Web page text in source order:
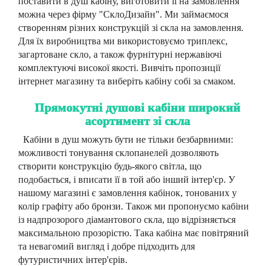
можна через фірму "СклоДизайн". Ми займаємося
створенням різних конструкцій зі скла на замовлення.
Для їх виробництва ми використовуємо триплекс,
загартоване скло, а також фурнітурні нержавіючі
комплектуючі високої якості. Вивчіть пропозиції
інтернет магазину та виберіть кабіну собі за смаком.
Прямокутні душові кабіни широкий
асортимент зі скла
Кабіни в душ можуть бути не тільки безбарвними:
можливості тонування склопанелей дозволяють
створити конструкцію будь-якого світла, що
подобається, і вписати її в той або інший інтер'єр. У
нашому магазині є замовлення кабінок, тонованих у
колір графіту або бронзи. Також ми пропонуємо кабіни
із надпрозорого діамантового скла, що відрізняється
максимальною прозорістю. Така кабіна має повітряний
та невагомий вигляд і добре підходить для
футуристичних інтер'єрів.